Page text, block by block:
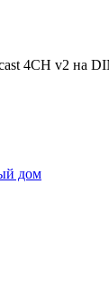
4CH v2 на
дом